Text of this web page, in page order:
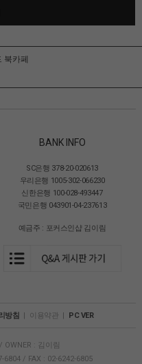
북카페
BANK INFO
SC은행 378-20-020613
우리은행 1005-302-066230
신한은행 100-028-493447
국민은행 043901-04-237613
예금주 : 포커스인샵 김이림
방침 이용약관 PC VER
: 김이림
6804 / FAX : 02-6242-6805